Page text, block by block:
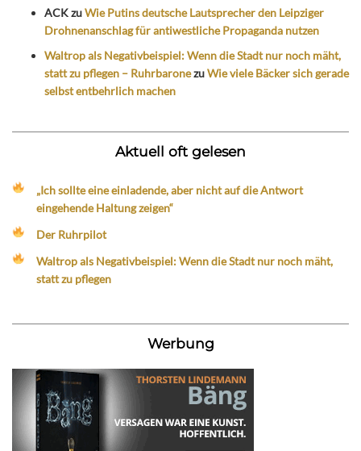
ACKzuWie Putins deutsche Lautsprecher den Leipziger
Drohnenanschlag für antiwestliche Propaganda nutzen
Waltrop als Negativbeispiel: Wenn die Stadt nur noch mäht,
statt zu pflegen – RuhrbaronezuWie viele Bäcker sich gerade
selbst entbehrlich machen
Aktuell oft gelesen
„Ich sollte eine einladende, aber nicht auf die Antwort
eingehende Haltung zeigen“
Der Ruhrpilot
Waltrop als Negativbeispiel: Wenn die Stadt nur noch mäht,
statt zu pflegen
Werbung